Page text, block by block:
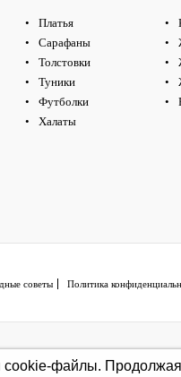
Платья
Сарафаны
Толстовки
Туники
Футболки
Халаты
советы Политика
cookie-файлы.